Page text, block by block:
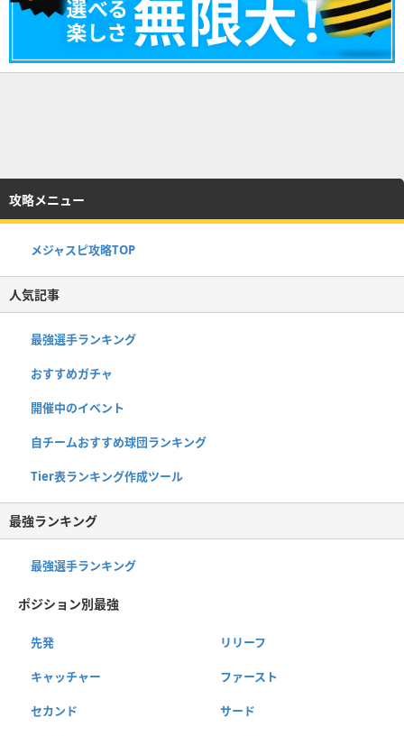
攻略メニュー
メジャスピ攻略TOP
人気記事
最強選手ランキング
おすすめガチャ
開催中のイベント
自チームおすすめ球団ランキング
Tier表ランキング作成ツール
最強ランキング
最強選手ランキング
ポジション別最強
先発 リリーフ
キャッチャー ファースト
セカンド サード